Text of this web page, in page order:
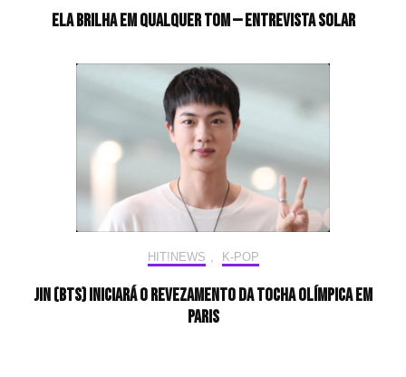
Ela brilha em qualquer tom — Entrevista Solar
HIT!NEWS , K-POP
Jin (BTS) iniciará o revezamento da tocha olímpica em
Paris